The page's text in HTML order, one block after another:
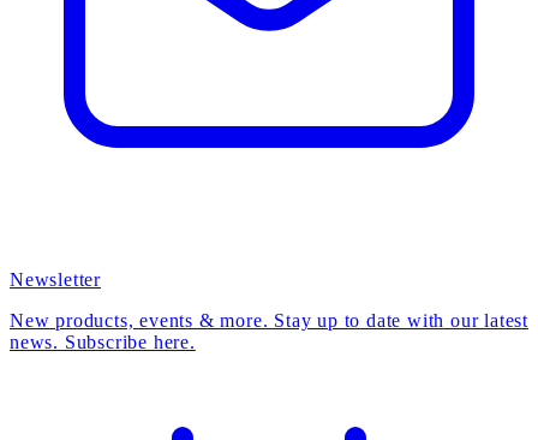
Newsletter
New products, events & more. Stay up to date with our latest
news. Subscribe here.